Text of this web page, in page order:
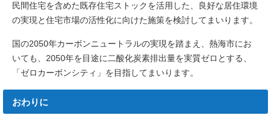
民間住宅を含めた既存住宅ストックを活用した、良好な居住環境
の実現と住宅市場の活性化に向けた施策を検討してまいります。
国の2050年カーボンニュートラルの実現を踏まえ、熱海市にお
いても、2050年を目途に二酸化炭素排出量を実質ゼロとする、
「ゼロカーボンシティ」を目指してまいります。
おわりに